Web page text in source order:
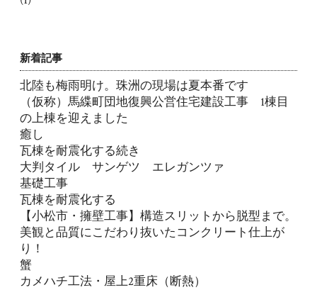
新着記事
北陸も梅雨明け。珠洲の現場は夏本番です
（仮称）馬緤町団地復興公営住宅建設工事 1棟目
の上棟を迎えました
癒し
瓦棟を耐震化する続き
大判タイル サンゲツ エレガンツァ
基礎工事
瓦棟を耐震化する
【小松市・擁壁工事】構造スリットから脱型まで。
美観と品質にこだわり抜いたコンクリート仕上が
り！
蟹
カメハチ工法・屋上2重床（断熱）